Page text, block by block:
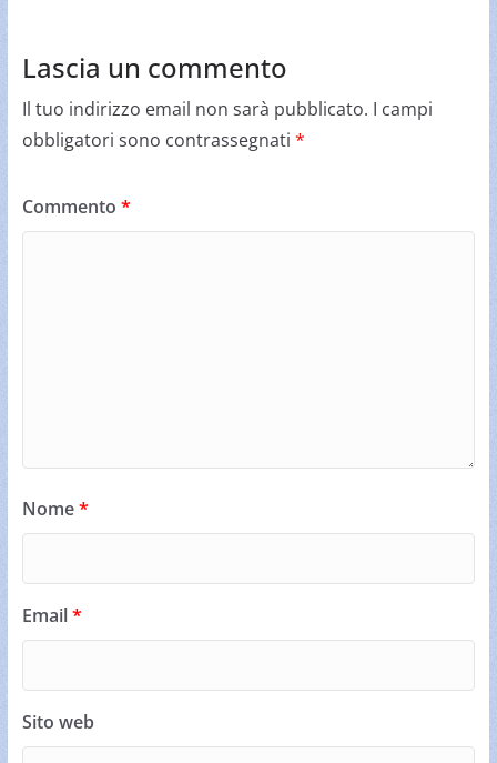
Lascia un commento
Il tuo indirizzo email non sarà pubblicato. I campi
obbligatori sono contrassegnati *
Commento *
Nome*
Email*
Sito web